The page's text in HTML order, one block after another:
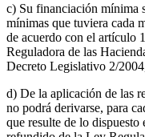
c) Su financiación mínima
mínimas que tuviera cada
de acuerdo con el artículo
Reguladora de las
Decreto Legislativo 2/
d) De la aplicación de las
no podrá derivarse, para
que resulte de lo